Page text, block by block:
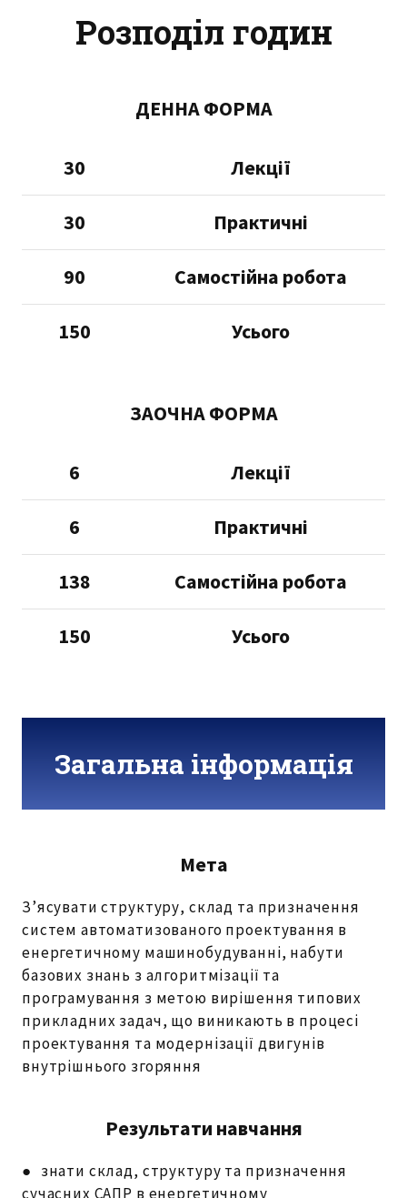
Розподіл годин
ДЕННА ФОРМА
Лекції
30
Практичні
30
Самостійна робота
90
Усього
150
ЗАОЧНА ФОРМА
Лекції
6
Практичні
6
Самостійна робота
138
Усього
150
Загальна інформація
Мета
З’ясувати структуру, склад та призначення
систем автоматизованого проектування в
енергетичному машинобудуванні, набути
базових знань з алгоритмізації та
програмування з метою вирішення типових
прикладних задач, що виникають в процесі
проектування та модернізації двигунів
внутрішнього згоряння
Результати навчання
● знати склад, структуру та призначення
сучасних САПР в енергетичному